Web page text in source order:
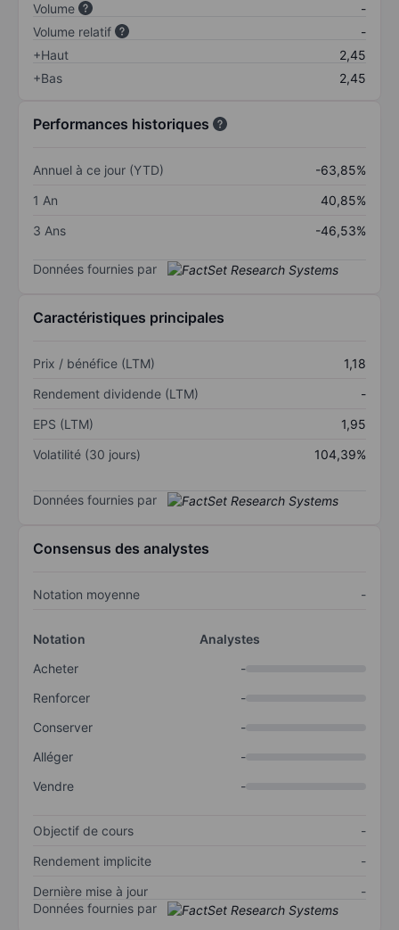
Volume
-
Volume relatif
-
+Haut
2,45
+Bas
2,45
Performances historiques
Annuel à ce jour (YTD)
-63,85%
1 An
40,85%
3 Ans
-46,53%
Données fournies par
Caractéristiques principales
Prix / bénéfice (LTM)
1,18
Rendement dividende (LTM)
-
EPS (LTM)
1,95
Volatilité (30 jours)
104,39%
Données fournies par
Consensus des analystes
Notation moyenne -
Notation
Analystes
Acheter
-
Renforcer
-
Conserver
-
Alléger
-
Vendre
-
Objectif de cours
-
Rendement implicite
-
Dernière mise à jour
-
Données fournies par